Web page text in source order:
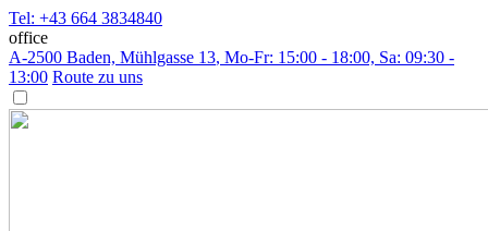
Tel: +43 664 3834840
office
A-2500 Baden, Mühlgasse 13, Mo-Fr: 15:00 - 18:00, Sa: 09:30 -
13:00 Route zu uns